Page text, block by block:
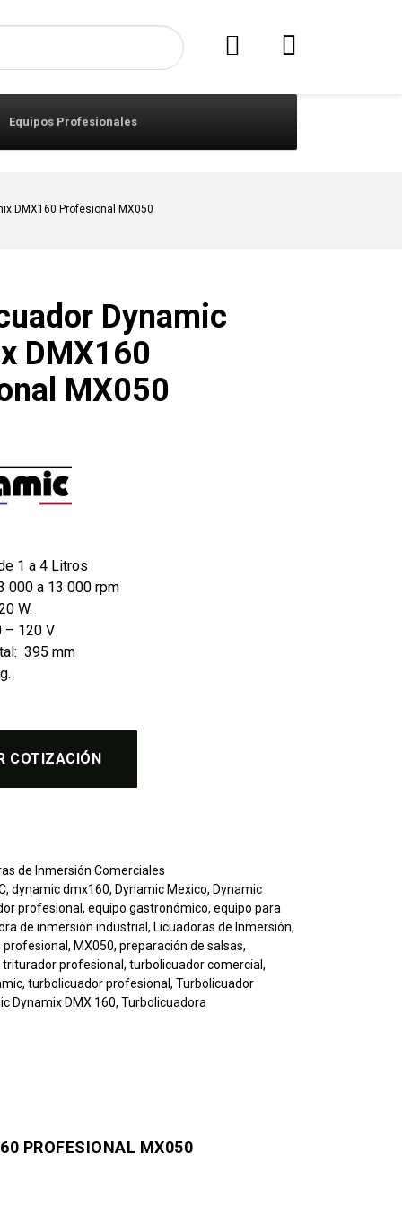
Equipos Profesionales
DMX160 Profesional MX050
Dynamic
DMX160
MX050
1 a 4 Litros
000 a 13 000 rpm
W.
– 120 V
395 mm
COTIZACIÓN
de Inmersión Comerciales
,dynamic dmx160, Dynamic Mexico, Dynamic
profesional,equipo gastronómico,equipo para
de inmersión industrial, Licuadoras de Inmersión,
profesional, MX050,preparación de salsas,
triturador profesional,turbolicuador comercial,
,turbolicuador profesional,Turbolicuador
Dynamix DMX 160,Turbolicuadora
PROFESIONAL MX050